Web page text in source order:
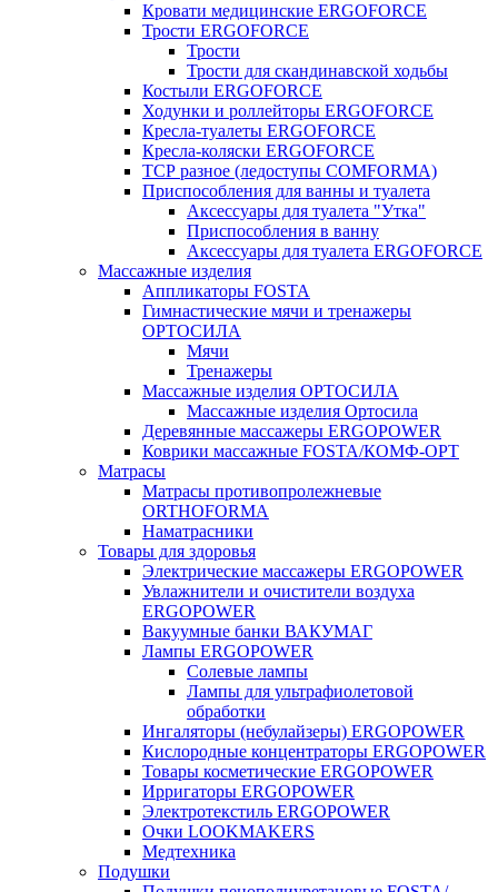
Кровати медицинские ERGOFORCE
Трости ERGOFORCE
Трости
Трости для скандинавской ходьбы
Костыли ERGOFORCE
Ходунки и роллейторы ERGOFORCE
Кресла-туалеты ERGOFORCE
Кресла-коляски ERGOFORCE
ТСР разное (ледоступы COMFORMA)
Приспособления для ванны и туалета
Аксессуары для туалета "Утка"
Приспособления в ванну
Аксессуары для туалета ERGOFORCE
Массажные изделия
Аппликаторы FOSTA
Гимнастические мячи и тренажеры
ОРТОСИЛА
Мячи
Тренажеры
Массажные изделия ОРТОСИЛА
Массажные изделия Ортосила
Деревянные массажеры ERGOPOWER
Коврики массажные FOSTA/КОМФ-ОРТ
Матрасы
Матрасы противопролежневые
ORTHOFORMA
Наматрасники
Товары для здоровья
Электрические массажеры ERGOPOWER
Увлажнители и очистители воздуха
ERGOPOWER
Вакуумные банки ВАКУМАГ
Лампы ERGOPOWER
Солевые лампы
Лампы для ультрафиолетовой
обработки
Ингаляторы (небулайзеры) ERGOPOWER
Кислородные концентраторы ERGOPOWER
Товары косметические ERGOPOWER
Ирригаторы ERGOPOWER
Электротекстиль ERGOPOWER
Очки LOOKMAKERS
Медтехника
Подушки